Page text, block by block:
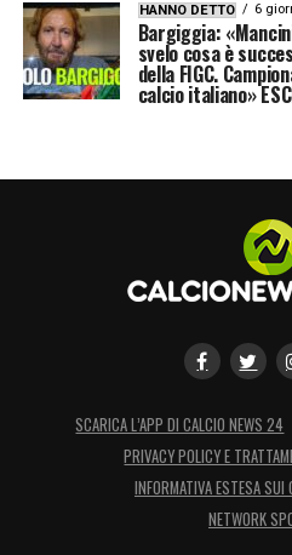
HANNO DETTO 6
Bargiggia:
svelo cosa è
della FIGC.
calcio italiano»
SCARICA L’APP DI CALCIO NEWS 24
PRIVACY POLICY E
INFORMATIVA ESTESA SUI
NETWORK